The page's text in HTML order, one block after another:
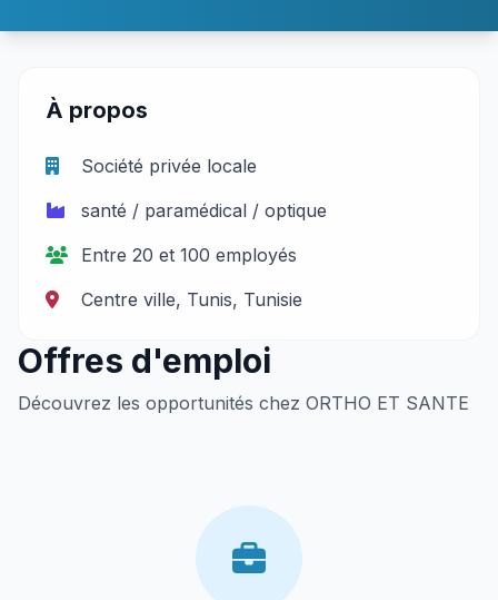
À propos
Société privée locale
santé / paramédical / optique
Entre 20 et 100 employés
Centre ville, Tunis, Tunisie
Offres d'emploi
Découvrez les opportunités chez ORTHO ET SANTE